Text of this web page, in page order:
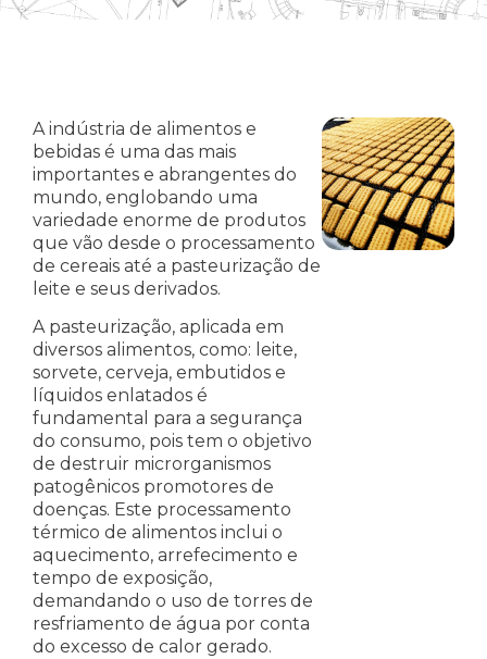
A indústria de alimentos e
bebidas é uma das mais
importantes e abrangentes do
mundo, englobando uma
variedade enorme de produtos
que vão desde o processamento
de cereais até a pasteurização de
leite e seus derivados.
A pasteurização, aplicada em
diversos alimentos, como: leite,
sorvete, cerveja, embutidos e
líquidos enlatados é
fundamental para a segurança
do consumo, pois tem o objetivo
de destruir microrganismos
patogênicos promotores de
doenças. Este processamento
térmico de alimentos inclui o
aquecimento, arrefecimento e
tempo de exposição,
demandando o uso de torres de
resfriamento de água por conta
do excesso de calor gerado.